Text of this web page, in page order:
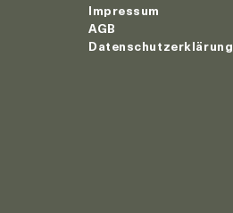
Impressum
AGB
Datenschutzerklärung